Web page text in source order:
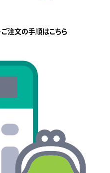
注文の手順はこちら